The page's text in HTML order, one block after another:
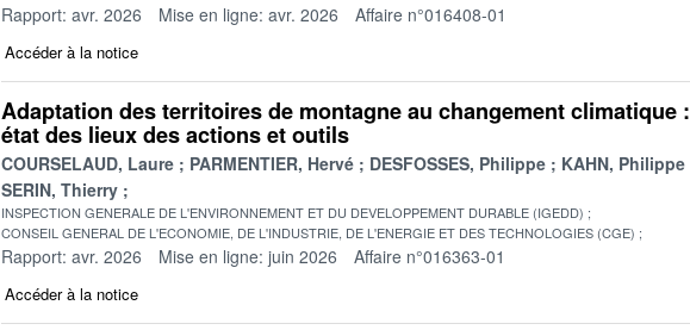
Rapport: avr. 2026 Mise en ligne: avr. 2026 Affaire n°016408-01
Accéder à la notice
Adaptation des territoires de montagne au changement climatique :
état des lieux des actions et outils
COURSELAUD, Laure PARMENTIER, Hervé DESFOSSES, Philippe
KAHN, Philippe
SERIN, Thierry
INSPECTION GENERALE DE L'ENVIRONNEMENT ET DU DEVELOPPEMENT DURABLE (IGEDD)
CONSEIL GENERAL DE L'ECONOMIE, DE L'INDUSTRIE, DE L'ENERGIE ET DES TECHNOLOGIES (CGE)
Rapport: avr. 2026 Mise en ligne: juin 2026 Affaire n°016363-01
Accéder à la notice